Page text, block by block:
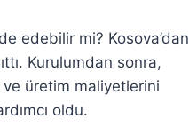
edebilir mi? Kosova’dan
Kurulumdan sonra,
ve üretim maliyetlerini
oldu.